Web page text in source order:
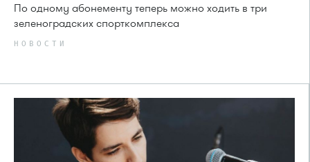
По одному абонементу теперь можно ходить в три
зеленоградских спорткомплекса
НОВОСТИ